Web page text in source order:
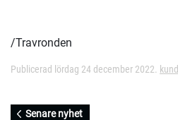
/Travronden
Publicerad lördag 24 december 2022.
Senare nyhet